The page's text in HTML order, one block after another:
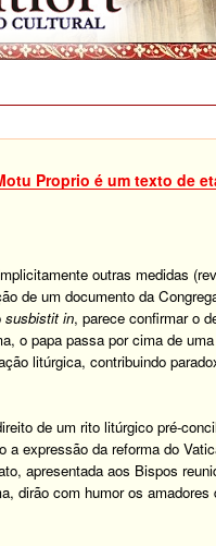
Proprio é um texto de
outras medidas
de um documento da
susbistit in, parece confirmar o
o papa passa por cima de
litúrgica, contribuindo
de um rito litúrgico pré-
a expressão da reforma do
apresentada aos Bispos
, dirão com humor os amadores